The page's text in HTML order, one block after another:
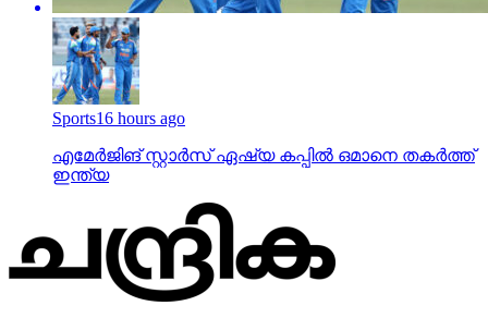
Sports16 hours ago
എമേര്‍ജിങ് സ്റ്റാര്‍സ് ഏഷ്യ കപ്പില്‍ ഒമാനെ തകര്‍ത്ത്
ഇന്ത്യ